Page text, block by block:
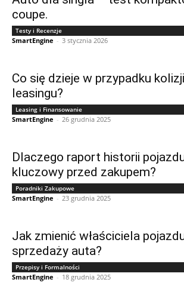
coupe.
Testy i Recenzje
SmartEngine - 3 stycznia 2026
Co się dzieje w przypadku
leasingu?
Leasing i Finansowanie
SmartEngine - 26 grudnia 2025
Dlaczego raport historii
kluczowy przed zakupem?
Poradniki Zakupowe
SmartEngine - 23 grudnia 2025
Jak zmienić właściciela
sprzedaży auta?
Przepisy i Formalności
SmartEngine - 18 grudnia 2025